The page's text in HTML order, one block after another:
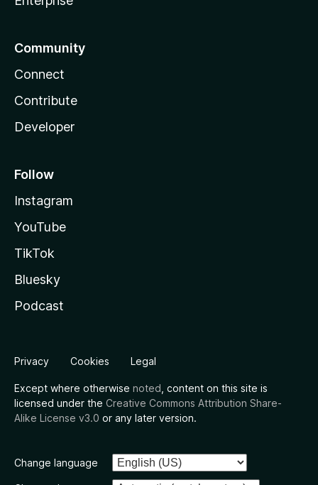
Community
Connect
Contribute
Developer
Follow
Instagram
YouTube
TikTok
Bluesky
Podcast
Privacy Cookies Legal
Except where otherwise noted , content on this site is
licensed under the Creative Commons Attribution Share-
Alike License v3.0 or any later version.
Change language